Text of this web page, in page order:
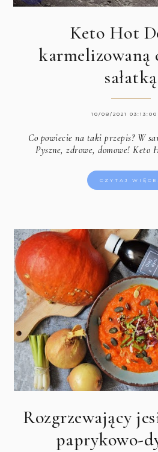
Keto Hot
karmelizowaną
sałatką
10/08/2021 03:13:00
Co powiecie na taki przepis? W
Pyszne, zdrowe, domowe! Keto
CZYTAJ
Rozgrzewający
paprykowo-